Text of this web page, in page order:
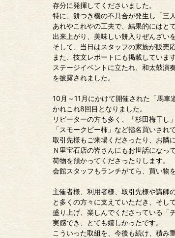
存分に発揮してくださいました。
特に、餅つき機の不具合が発生し「三
あれやこれやの工夫で、結果的にはと
出来上がり、美味しい餅入りぜんざい
そして、当日はスタッフの家族が販売
また、技文レポートにも掲載していま
ステージイベントに立たれ、和太鼓演
を披露されました。
10月～11月にかけて開催された「馬車
かれこれ8回目となりました。
リピーターの方も多く、「杉田梅干し
「スモークピー柿」など指名買いされ
取引先様もご来場くださったり、お隣
Ｎ里宝石店の皆さんにもお世話になって
荷物を預かってくださったりします。
会館スタッフもランチがてら、買い物
主催者様、利用者様、取引先様や講師
と多くの方々に支えていただき、そし
盛り上げ、楽しんでくださっている「
実感でき、とても嬉しかったです。
こういった取組を、今後も続け、積み